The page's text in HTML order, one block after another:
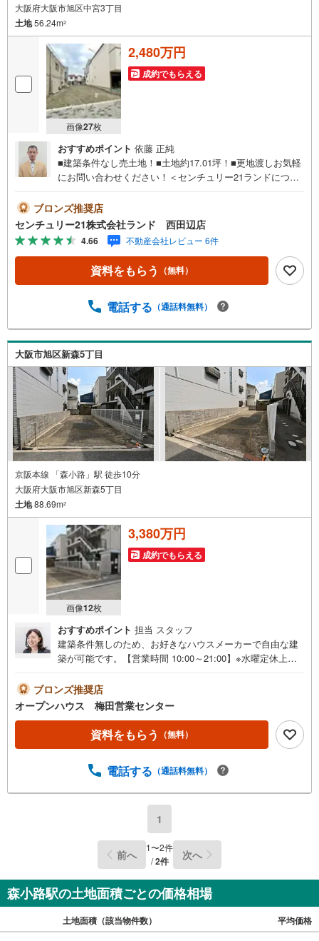
大阪府大阪市旭区中宮3丁目
土地56.24m2
画像27枚
2,480万円
成約でもらえる
おすすめポイント 依藤 正純
■建築条件なし売土地！■土地約17.01坪！■更地渡しお気軽
にお問い合わせください！＜センチュリー21ランドについ
ニーズに寄り添い、大切なお住まいのご購入に最後まで伴
走いたします！●リフォームのご相談も承っております。●
購入・売却・ローンのご相談・・・なんでもお気軽にご相
談くださいませ！〇大阪メトロ御堂筋線「西田辺」駅より
徒歩1分！〇営業時間:10:00～20:00（火曜日・水曜日定休
日※祝日は営業）事前にご連絡いただけますと、スムーズに
ブロンズ推奨店
センチュリー21株式会社ランド 西田辺店
4.66 不動産会社レビュー 6件
資料をもらう （無料）
電話する （通話料無料）
大阪市旭区新森5丁目
京阪本線 「森小路」駅 徒歩10分
大阪府大阪市旭区新森5丁目
土地88.69m2
画像12枚
3,380万円
成約でもらえる
おすすめポイント 担当 スタッフ
建築条件無しのため、お好きなハウスメーカーで自由な建
築が可能です。【営業時間 10:00～21:00】※水曜定休上記
にご連絡ください！現地を見学される場合は「室内・現地
を見学する（無料）」ボタンよりご希望の日時をご記入い
ただけますとスムーズにご案内が可能です。◎現地のご案
内について・平日や夜遅い時間帯もご案内が可能 ※定休日
を除く・経験豊富なスタッフが物件詳細を丁寧にご説明い
送迎します。・チャイルドシートのご用意ございます。◎
方も大歓迎です！年間8000棟以上の限定物件を発表してい
るオープンハウスだから出会える物件が多数ございます。
ぜひお気軽にご連絡・ご相談ください！※限定物件:当社の
み、もしくは当社を含めた数社でのみご紹介可能なオープ
ンハウス・ディベロップメントの物件
ブロンズ推奨店
オープンハウス 梅田営業センター
資料をもらう （無料）
電話する （通話料無料）
1
前へ 1〜2件
/2件 次へ
森小路駅の土地面積ごとの価格相場
土地面積（該当物件数） 平均価格